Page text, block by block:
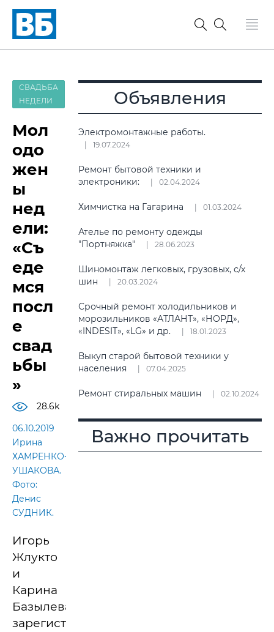
СВАДЬБА
НЕДЕЛИ
Мол
одо
жен
ы
нед
ели:
«Съ
еде
мся
посл
е
свад
ьбы
»
28.6k
06.10.2019
Ирина
ХАМРЕНКО-
УШАКОВА.
Фото:
Денис
СУДНИК.
Игорь
Жлукто
и
Карина
Базылева
зарегистрировали
Объявления
Электромонтажные работы.
19.07.2024
Ремонт бытовой техники и
электроники:
02.04.2024
Химчистка на Гагарина 01.03.2024
Ателье по ремонту одежды
"Портняжка"
28.06.2023
Шиномонтаж легковых, грузовых, с/х
шин
20.03.2024
Срочный ремонт холодильников и
морозильников «АТЛАНТ», «НОРД»,
«INDESIT», «LG» и др.
18.01.2023
Выкуп старой бытовой техники у
населения
07.04.2025
Ремонт стиральных машин 02.10.2024
Важно прочитать